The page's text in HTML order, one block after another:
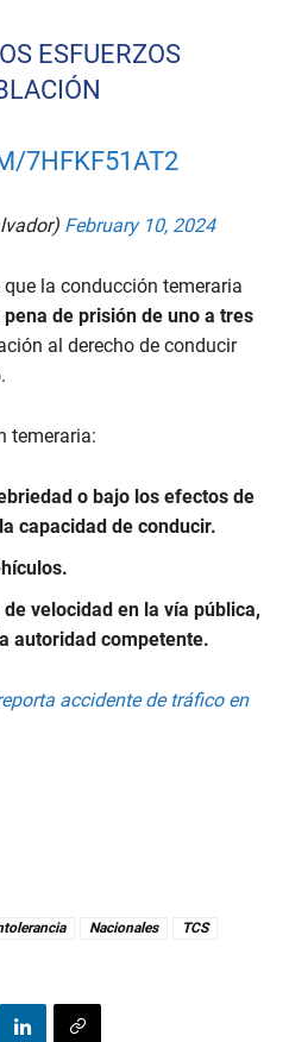
ESFUERZOS
7HFKF51AT2
February 10, 2024
la conducción temeraria
pena de prisión de uno a tres
al derecho de conducir
temeraria:
o bajo los efectos de
capacidad de conducir.
velocidad en la vía pública,
autoridad competente.
accidente de tráfico en
Nacionales
TCS